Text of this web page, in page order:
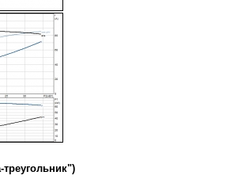
треугольник")